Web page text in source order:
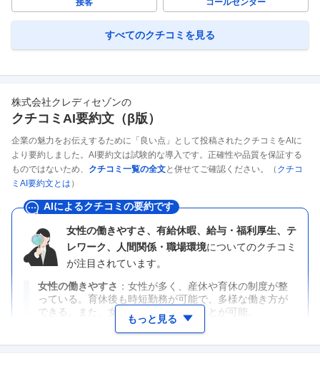
接客 コールセンター
すべてのクチコミを見る
株式会社クレディセゾンの
クチコミAI要約文（β版）
企業の魅力をお伝えするために「良い点」として投稿されたクチコミをAIに
より要約しました。AI要約文は試験的な導入です。正確性や品質を保証する
ものではないため、 クチコミ一覧の全文と併せてご確認ください。（ クチコ
ミAI要約文とは ）
AIによるクチコミの要約です
女性の働きやすさ、有給休暇、給与・福利厚生、テ
レワーク、人間関係・職場環境についてのクチコミ
が注目されています。
女性の働きやすさ
女性が多く、産休や育休の制度が整
っている。育休後も時短勤務が可能で、多様な働き方が
できる。また、女性でも役職に就くことが可能。
もっと見る